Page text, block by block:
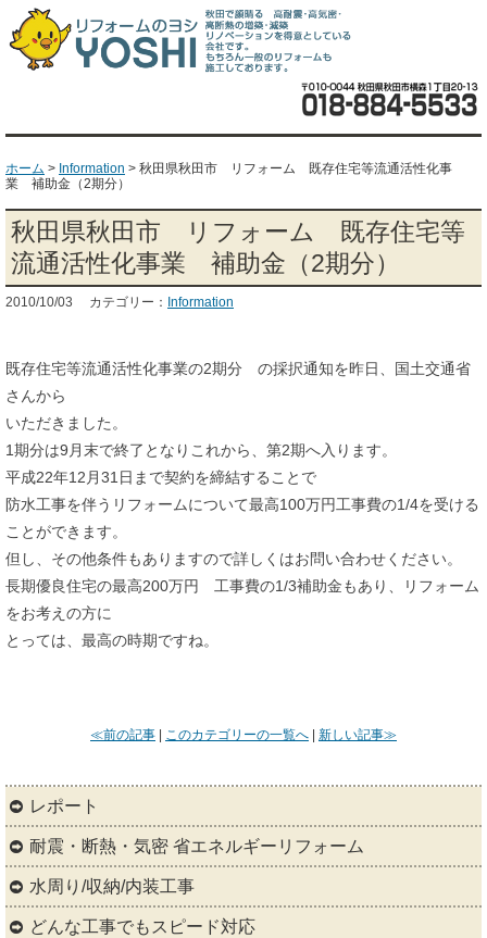
ホーム > Information > 秋田県秋田市 リフォーム 既存住宅等流通活性化事
業 補助金（2期分）
秋田県秋田市 リフォーム 既存住宅等
流通活性化事業 補助金（2期分）
2010/10/03 カテゴリー： Information
既存住宅等流通活性化事業の2期分 の採択通知を昨日、国土交通省
さんから
いただきました。
1期分は9月末で終了となりこれから、第2期へ入ります。
平成22年12月31日まで契約を締結することで
防水工事を伴うリフォームについて最高100万円工事費の1/4を受ける
ことができます。
但し、その他条件もありますので詳しくはお問い合わせください。
長期優良住宅の最高200万円 工事費の1/3補助金もあり、リフォーム
をお考えの方に
とっては、最高の時期ですね。
≪前の記事 このカテゴリーの一覧へ 新しい記事≫
レポート
耐震・断熱・気密 省エネルギーリフォーム
水周り/収納/内装工事
どんな工事でもスピード対応